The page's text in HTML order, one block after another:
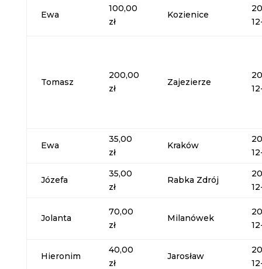
Ewa
100,00
zł
Kozienice
Tomasz
200,00
zł
Zajezierze
Ewa
35,00
zł
Kraków
Józefa
35,00
zł
Rabka Zdrój
Jolanta
70,00
zł
Milanówek
Hieronim
40,00
zł
Jarosław